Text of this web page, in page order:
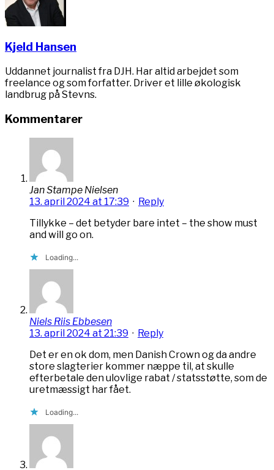
Kjeld Hansen
Uddannet journalist fra DJH. Har altid arbejdet som
freelance og som forfatter. Driver et lille økologisk
landbrug på Stevns.
Kommentarer
Jan Stampe Nielsen
13. april 2024 at 17:39 · Reply
Tillykke – det betyder bare intet – the show must
and will go on.
Loading...
Niels Riis Ebbesen
13. april 2024 at 21:39 · Reply
Det er en ok dom, men Danish Crown og da andre
store slagterier kommer næppe til, at skulle
efterbetale den ulovlige rabat / statsstøtte, som de
uretmæssigt har fået.
Loading...